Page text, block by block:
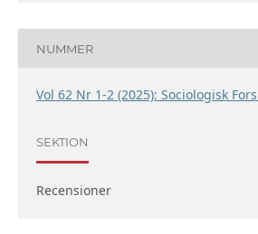
NUMMER
Vol 62 Nr 1-2 (2025): Sociologisk
SEKTION
Recensioner